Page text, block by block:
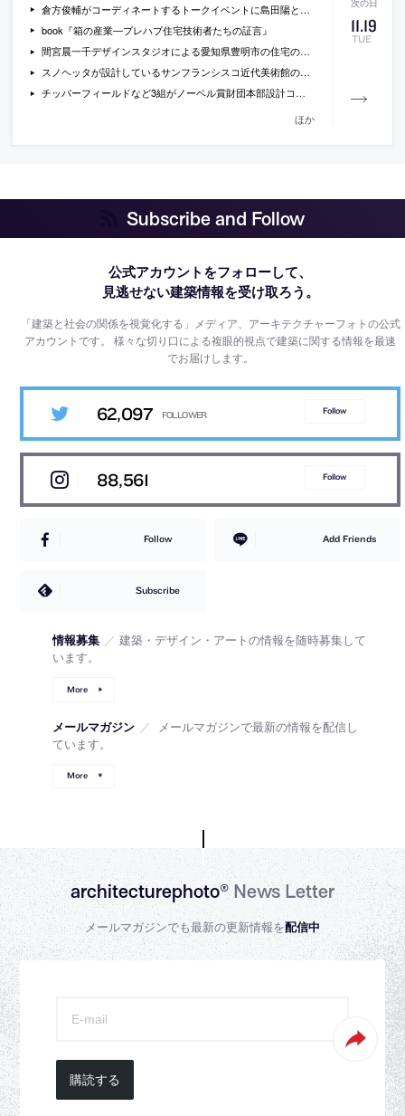
11.19
TUE
倉方俊輔がコーディネートするトークイベントに島田陽と「六甲の住居」の施主が出演[2013/11/20]
book『箱の産業―プレハブ住宅技術者たちの証言』
間宮晨一千デザインスタジオによる愛知県豊明市の住宅のオープンハウスが開催。[2013/11/23・24]
スノヘッタが設計しているサンフランシスコ近代美術館の新しい階段スペースの画像
チッパーフィールドなど3組がノーベル賞財団本部設計コンペで最終候補に選出。
ほか
Subscribe and Follow
公式アカウントをフォローして、
見逃せない建築情報を受け取ろう。
「建築と社会の関係を視覚化する」メディア、アーキテクチャーフォトの公式
アカウントです。様々な切り口による複眼的視点で建築に関する情報を最速
でお届けします。
62,097 Follow
88,561 Follow
Follow Add Friends
Subscribe
情報募集 ／ 建築・デザイン・アートの情報を随時募集して
います。
More
メールマガジン ／
メールマガジンで最新の情報を配信し
ています。
More
architecturephoto®News Letter
メールマガジンでも最新の更新情報を配信中
購読する